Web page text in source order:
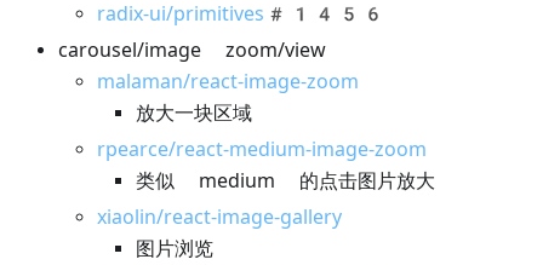
radix-ui/primitives#1456
carousel/image zoom/view
malaman/react-image-zoom
放大一块区域
rpearce/react-medium-image-zoom
类似 medium 的点击图片放大
xiaolin/react-image-gallery
图片浏览